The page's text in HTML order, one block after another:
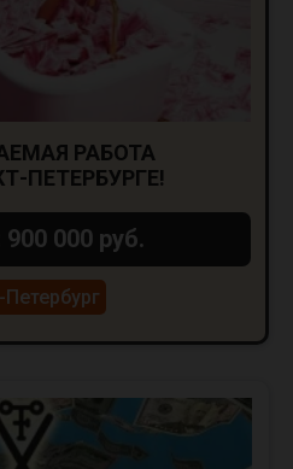
РАБОТА
ПЕТЕРБУРГЕ!
000 руб.